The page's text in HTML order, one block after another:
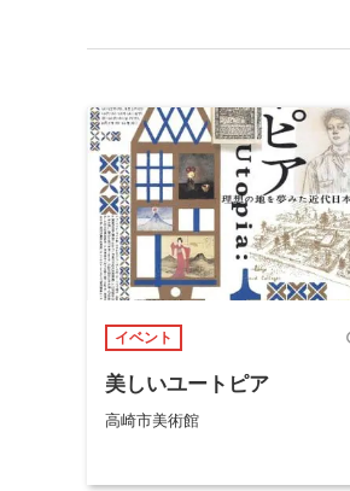
イベント
美しいユートピア
高崎市美術館